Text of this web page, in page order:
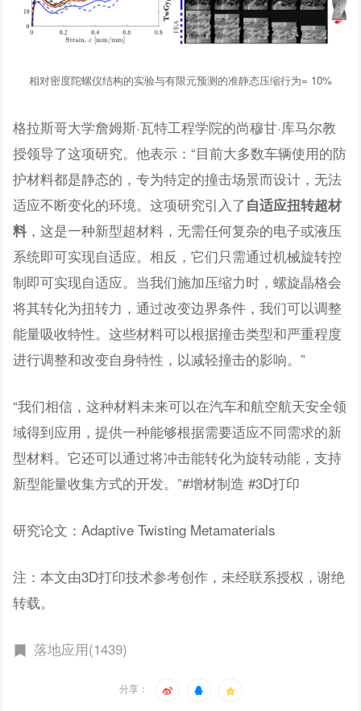
相对密度陀螺仪结构的实验与有限元预测的准静态压缩行为= 10%
格拉斯哥大学詹姆斯·瓦特工程学院的尚穆甘·库马尔教
授领导了这项研究。他表示：“目前大多数车辆使用的防
护材料都是静态的，专为特定的撞击场景而设计，无法
适应不断变化的环境。这项研究引入了自适应扭转超材
料，这是一种新型超材料，无需任何复杂的电子或液压
系统即可实现自适应。相反，它们只需通过机械旋转控
制即可实现自适应。当我们施加压缩力时，螺旋晶格会
将其转化为扭转力，通过改变边界条件，我们可以调整
能量吸收特性。这些材料可以根据撞击类型和严重程度
进行调整和改变自身特性，以减轻撞击的影响。”
“我们相信，这种材料未来可以在汽车和航空航天安全领
域得到应用，提供一种能够根据需要适应不同需求的新
型材料。它还可以通过将冲击能转化为旋转动能，支持
新型能量收集方式的开发。”#增材制造 #3D打印
研究论文：Adaptive Twisting Metamaterials
注：本文由3D打印技术参考创作，未经联系授权，谢绝
转载。
落地应用(1439)
分享：